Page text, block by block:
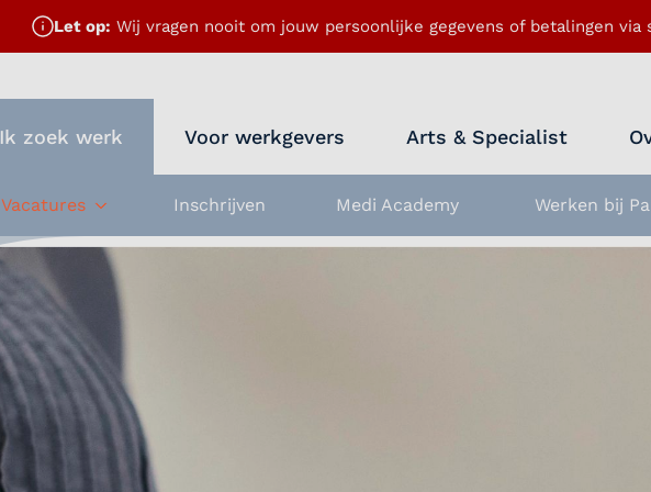
Let op: Wij vragen nooit om jouw persoonlijke gegevens of betalingen via
Ik zoek werk Voor werkgevers Arts & Specialist
Vacatures
Inschrijven Medi Academy Werken bij